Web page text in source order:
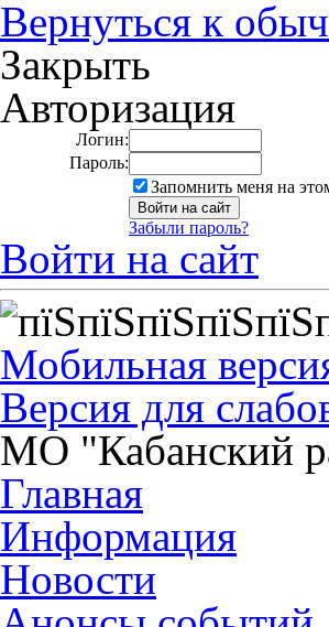
Вернуться к
Закрыть
Авторизация
Логин:
Пароль:
Запомнить меня на
Забыли пароль?
Войти на сайт
Мобильная
Версия для
МО "Кабанский
Главная
Информация
Новости